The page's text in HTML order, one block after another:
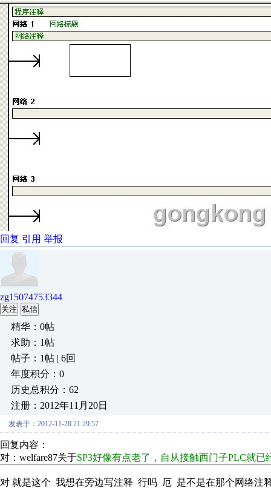
回复 引用 举报
zg15074753344
关注 私信
精华：0帖
求助：1帖
帖子：1帖 | 6回
年度积分：0
历史总积分：62
注册：2012年11月20日
发表于：2012-11-20 21:29:57
回复内容：
对：welfare87关于SP3好像有点老了，自从接触西门子PLC就
对 就是这个 我想在旁边写注释 行吗 厄 是不是在那个网络注